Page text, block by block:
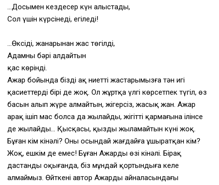
…Досымен кездесер күн алыстады,
Сол үшін күрсінеді, егіледі!
…Өксіді, жанарынан жас төгілді,
Адамның бәрі алдайтын
қас көрінді.
Ажар бойында біздің ақ ниетті жастарымызға тән игі
қасиеттердің бірі де жоқ. Ол жұртқа үлгі көрсетпек түгіл, өз
басын алып жүре алмайтын, жігерсіз, жасық жан. Ажар
арақ ішіп мас болса да жылайды, жігіттің қармағына ілінсе
де жылайды… Қысқасы, қыздың жыламайтын күні жоқ.
Бұған кім кінәлі? Оны осындай жағдайға ұшыратқан кім?
Жоқ, ешкім де емес! Бұған Ажардың өзі кінәлі. Бірақ
дастанды оқығанда, біз мұндай қортындыға келе
алмаймыз. Өйткені автор Ажардың айналасындағы